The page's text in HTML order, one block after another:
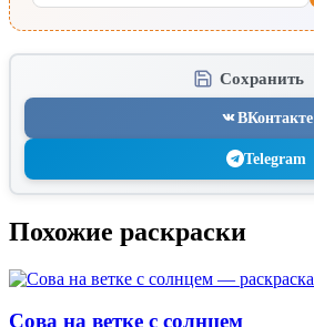
Сохранить
ВКонтакте
Telegram
Похожие раскраски
Сова на ветке с солнцем